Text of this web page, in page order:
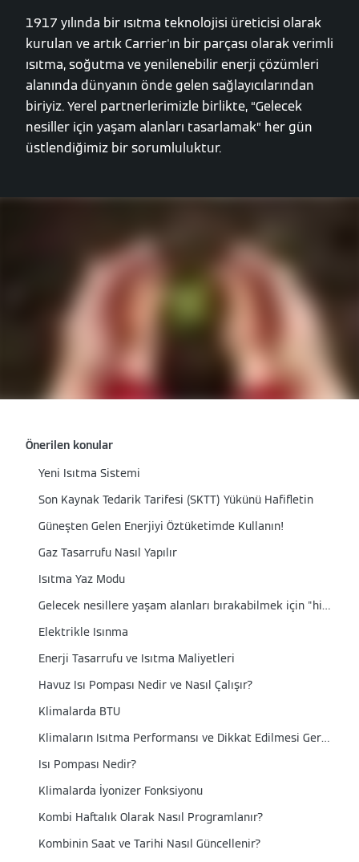
1917 yılında bir ısıtma teknolojisi üreticisi olarak
kurulan ve artık Carrier'ın bir parçası olarak verimli
ısıtma, soğutma ve yenilenebilir enerji çözümleri
alanında dünyanın önde gelen sağlayıcılarından
biriyiz. Yerel partnerlerimizle birlikte, “Gelecek
nesiller için yaşam alanları tasarlamak” her gün
üstlendiğimiz bir sorumluluktur.
Önerilen konular
Yeni Isıtma Sistemi
Son Kaynak Tedarik Tarifesi (SKTT) Yükünü Hafifletin
Güneşten Gelen Enerjiyi Öztüketimde Kullanın!
Gaz Tasarrufu Nasıl Yapılır
Isıtma Yaz Modu
Gelecek nesillere yaşam alanları bırakabilmek için "hidrojen hazır" kombi
Elektrikle Isınma
Enerji Tasarrufu ve Isıtma Maliyetleri
Havuz Isı Pompası Nedir ve Nasıl Çalışır?
Klimalarda BTU
Klimaların Isıtma Performansı ve Dikkat Edilmesi Gereken Noktalar
Isı Pompası Nedir?
Klimalarda İyonizer Fonksiyonu
Kombi Haftalık Olarak Nasıl Programlanır?
Kombinin Saat ve Tarihi Nasıl Güncellenir?